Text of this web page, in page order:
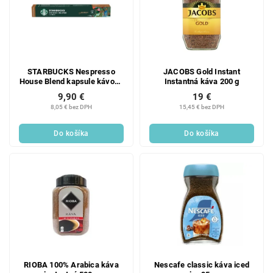
STARBUCKS Nespresso
House Blend kapsule kávové
8,05 € bez DPH
9,90 €
Do košíka
JACOBS Gold Instant
Instantná káva 200 g
15,45 € bez DPH
19 €
Do košíka
RIOBA 100% Arabica káva
Nescafe classic káva iced